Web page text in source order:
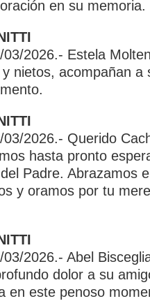
en su memoria.
2026.- Estela
nietos, acompañan a
2026.- Querido
hasta pronto
Padre. Abrazamos
y oramos por tu
2026.- Abel
dolor a su
en este penoso